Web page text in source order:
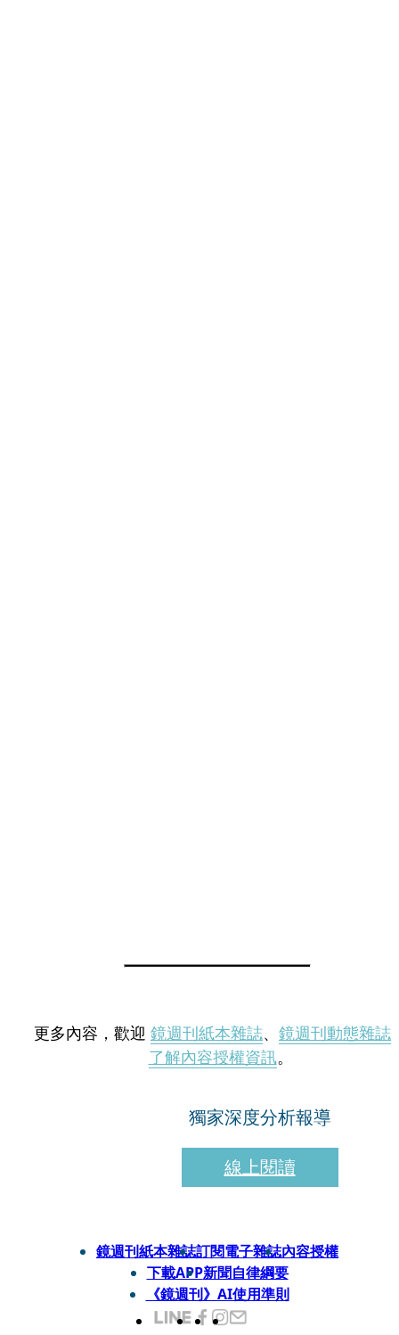
更多內容，歡迎 鏡週刊紙本雜誌、 鏡週刊動態雜誌
了解內容授權資訊。
獨家深度分析報導
線上閱讀
鏡週刊紙本雜誌訂閱電子雜誌內容授權
下載APP新聞自律綱要
《鏡週刊》AI使用準則